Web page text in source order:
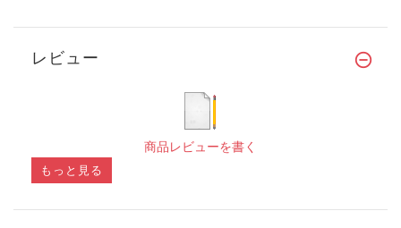
レビュー
商品レビューを書く
もっと見る